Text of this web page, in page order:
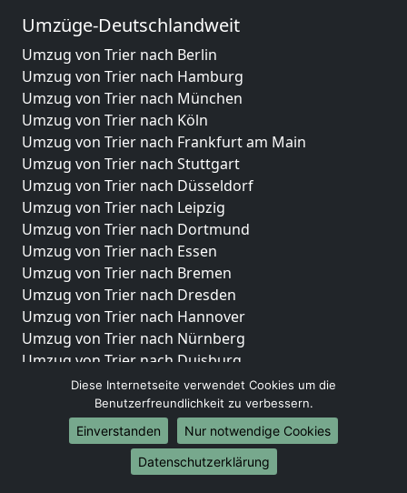
Umzüge-Deutschlandweit
Umzug von Trier nach Berlin
Umzug von Trier nach Hamburg
Umzug von Trier nach München
Umzug von Trier nach Köln
Umzug von Trier nach Frankfurt am Main
Umzug von Trier nach Stuttgart
Umzug von Trier nach Düsseldorf
Umzug von Trier nach Leipzig
Umzug von Trier nach Dortmund
Umzug von Trier nach Essen
Umzug von Trier nach Bremen
Umzug von Trier nach Dresden
Umzug von Trier nach Hannover
Umzug von Trier nach Nürnberg
Umzug von Trier nach Duisburg
Umzug von Trier nach Bochum
Umzug von Trier nach Wuppertal
Umzug von Trier nach Bielefeld
Umzug von Trier nach Bonn
Umzug von Trier nach Münster
Diese Internetseite verwendet Cookies um die
Benutzerfreundlichkeit zu verbessern.
Einverstanden
Nur notwendige Cookies
Datenschutzerklärung